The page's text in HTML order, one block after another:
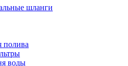
шланги
полива
воды